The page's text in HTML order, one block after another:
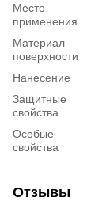
Место
применения
Материал
поверхности
Нанесение
Защитные
свойства
Особые
свойства
Отзывы